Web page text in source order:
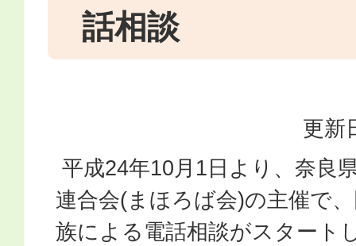
話相談
更新
平成24年10月1日より、奈良
連合会(まほろば会)の主催で
族による電話相談がスタート